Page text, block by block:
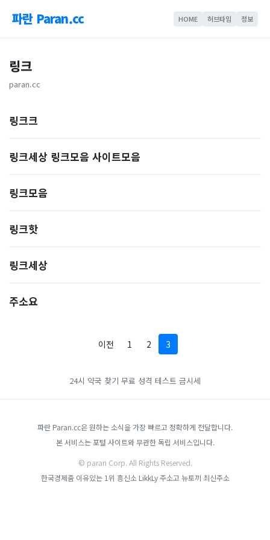
파란 Paran.cc HOME 허브타임 정보
링크
paran.cc
링크크
링크세상 링크모음 사이트모음
링크모음
링크핫
링크세상
주소요
이전 1 2 3
24시 약국 찾기 무료 성격 테스트 금시세
파란 Paran.cc은 원하는 소식을 가장 빠르고 정확하게 전달합니다.
본 서비스는 포털 사이트와 무관한 독립 서비스입니다.
© paran Corp. All Rights Reserved.
한국경제줌 이유있는 1위 흥신소 LikkLy 주소고 뉴토끼 최신주소